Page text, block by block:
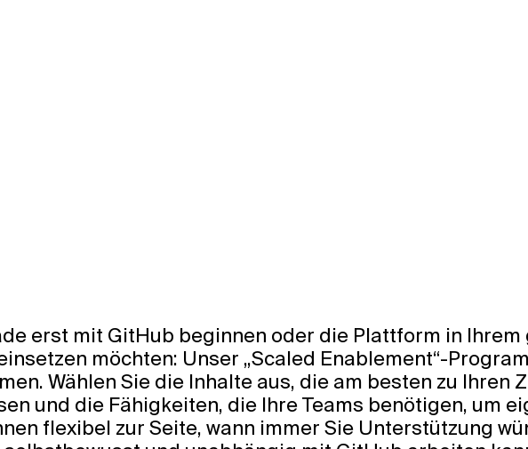
erst mit GitHub beginnen oder die Plattform in Ihrem
möchten: Unser „Scaled Enablement“-
Wählen Sie die Inhalte aus, die am besten zu Ihren
und die Fähigkeiten, die Ihre Teams benötigen, um
flexibel zur Seite, wann immer Sie Unterstützung